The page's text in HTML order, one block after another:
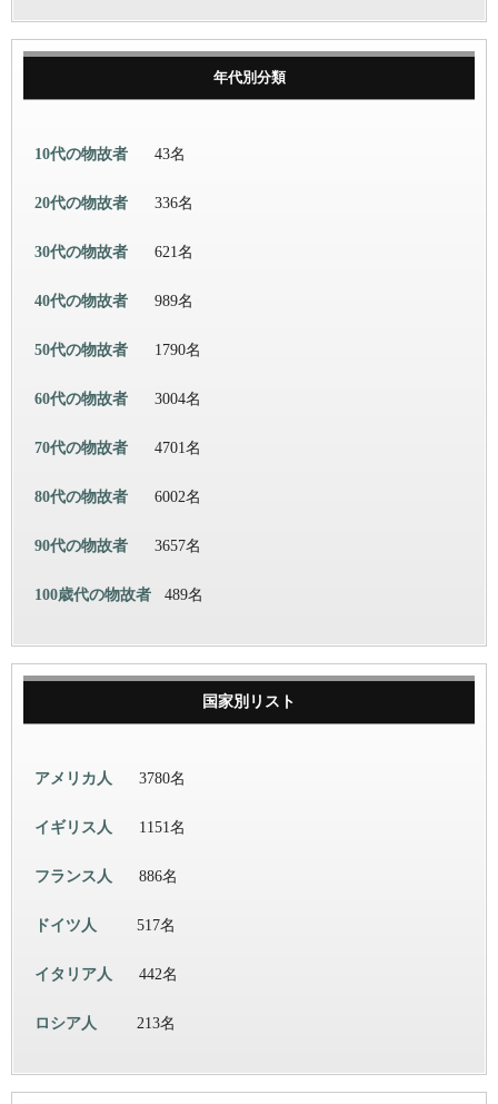
年代別分類
10代の物故者 43名
20代の物故者 336名
30代の物故者 621名
40代の物故者 989名
50代の物故者 1790名
60代の物故者 3004名
70代の物故者 4701名
80代の物故者 6002名
90代の物故者 3657名
100歳代の物故者 489名
国家別リスト
アメリカ人 3780名
イギリス人 1151名
フランス人 886名
ドイツ人 517名
イタリア人 442名
ロシア人 213名